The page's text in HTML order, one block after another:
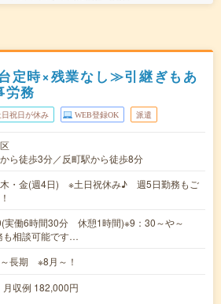
定時×残業なし≫引継ぎもあ
労務
日祝日が休み WEB登録OK 派遣
ら徒歩3分／反町駅から徒歩8分
木・金(週4日) ※土日祝休み♪ 週5日勤務もご
実働6時間30分 休憩1時間)※9：30～や～
も相談可能です…
～長期 ※8月～！
収例 182,000円